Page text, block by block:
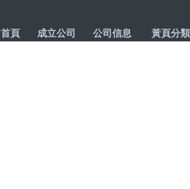
首頁 成立公司 公司信息 黃頁分類